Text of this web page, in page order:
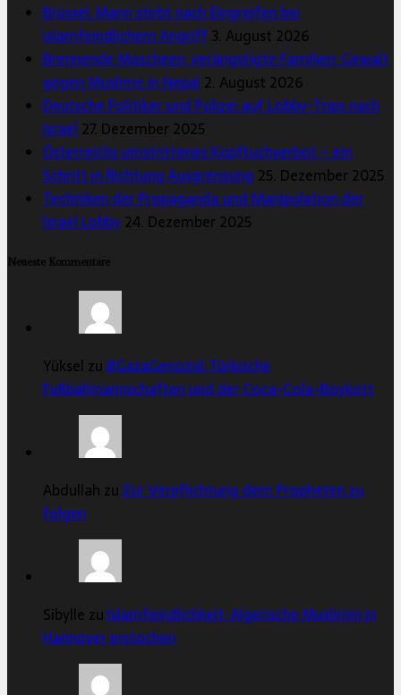
Brüssel: Mann stirbt nach Eingreifen bei
islamfeindlichem Angriff3. August 2026
Brennende Moscheen, verängstigte Familien: Gewalt
gegen Muslime in Nepal2. August 2026
Deutsche Politiker und Polizei auf Lobby-Trips nach
Israel27. Dezember 2025
Österreichs umstrittenes Kopftuchverbot – ein
Schritt in Richtung Ausgrenzung 25. Dezember 2025
Techniken der Propaganda und Manipulation der
Israel Lobby24. Dezember 2025
Neueste Kommentare
Yüksel zu#GazaGenozid: Türkische
Fußballmannschaften und der Coca-Cola-Boykott
Abdullah zuZur Verpflichtung dem Propheten zu
folgen
Sibylle zuIslamfeindlichkeit: Algerische Muslimin in
Hannover erstochen